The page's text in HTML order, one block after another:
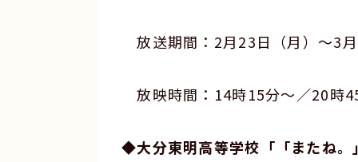
放送期間：2月23日（月）～3月
放映時間：14時15分～／20時
◆大分東明高等学校「「またね。